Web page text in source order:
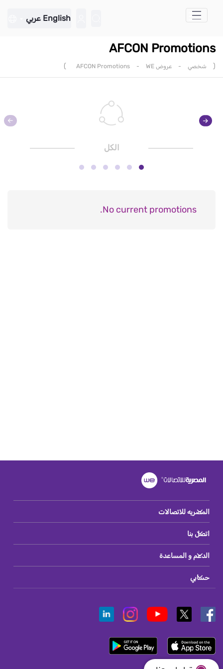
تخطي إلى المحتوى الرئيسي
English عربي
AFCON Promotions
( شخصي - عروض WE -
AFCON Promotions
)
الكل
No current promotions.
المصريه للاتصالات
اتصل بنا
الدعم و المساعدة
حسابي